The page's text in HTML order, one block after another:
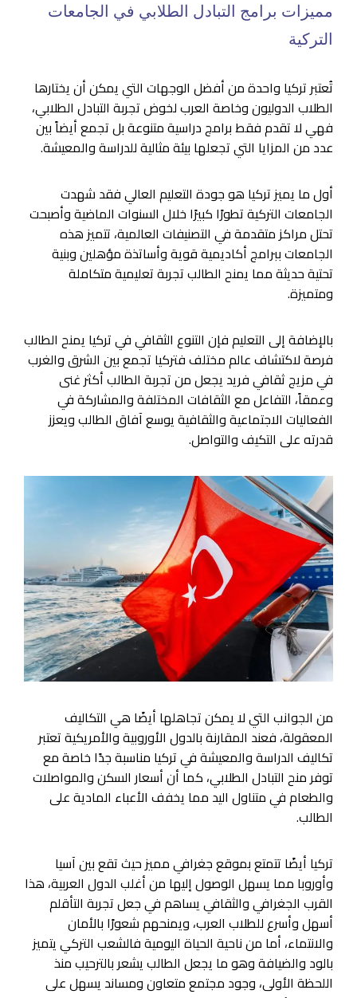
مميزات برامج التبادل الطلابي في الجامعات
التركية
تُعتبر تركيا واحدة من أفضل الوجهات التي يمكن أن يختارها
الطلاب الدوليون وخاصة العرب لخوض تجربة التبادل الطلابي،
فهي لا تقدم فقط برامج دراسية متنوعة بل تجمع أيضاً بين
عدد من المزايا التي تجعلها بيئة مثالية للدراسة والمعيشة.
أول ما يميز تركيا هو جودة التعليم العالي فقد شهدت
الجامعات التركية تطورًا كبيرًا خلال السنوات الماضية وأصبحت
تحتل مراكز متقدمة في التصنيفات العالمية، تتميز هذه
الجامعات ببرامج أكاديمية قوية وأساتذة مؤهلين وبنية
تحتية حديثة مما يمنح الطالب تجربة تعليمية متكاملة
ومتميزة.
بالإضافة إلى التعليم فإن التنوع الثقافي في تركيا يمنح الطالب
فرصة لاكتشاف عالم مختلف فتركيا تجمع بين الشرق والغرب
في مزيج ثقافي فريد يجعل من تجربة الطالب أكثر غنى
وعمقاً، التفاعل مع الثقافات المختلفة والمشاركة في
الفعاليات الاجتماعية والثقافية يوسع آفاق الطالب ويعزز
قدرته على التكيف والتواصل.
من الجوانب التي لا يمكن تجاهلها أيضًا هي التكاليف
المعقولة، فعند المقارنة بالدول الأوروبية والأمريكية تعتبر
تكاليف الدراسة والمعيشة في تركيا مناسبة جدًا خاصة مع
توفر منح التبادل الطلابي، كما أن أسعار السكن والمواصلات
والطعام في متناول اليد مما يخفف الأعباء المادية على
الطالب.
تركيا أيضًا تتمتع بموقع جغرافي مميز حيث تقع بين آسيا
وأوروبا مما يسهل الوصول إليها من أغلب الدول العربية، هذا
القرب الجغرافي والثقافي يساهم في جعل تجربة التأقلم
أسهل وأسرع للطلاب العرب، ويمنحهم شعورًا بالأمان
والانتماء، أما من ناحية الحياة اليومية فالشعب التركي يتميز
بالود والضيافة وهو ما يجعل الطالب يشعر بالترحيب منذ
اللحظة الأولى، وجود مجتمع متعاون ومساند يسهل على